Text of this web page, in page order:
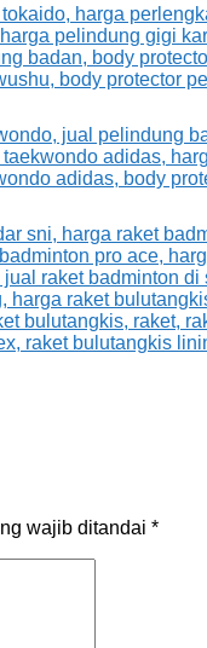
wajib ditandai *